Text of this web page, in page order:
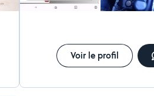
Voir le profil